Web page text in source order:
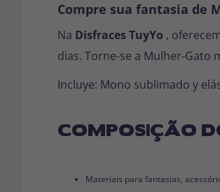
Compre sua fantasia de
Na Disfraces TuyYo ,
dias. Torne-se a Mulher-Gato
Incluye: Mono sublimado y
COMPOSIÇÃO
Materiais para fantasias,